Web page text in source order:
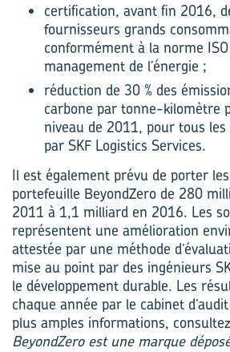
certification, avant fin 2016,
fournisseurs grands
conformément à la norme
management de l’énergie ;
réduction de 30 % des
carbone par tonne-­kilomètre
niveau de 2011, pour tous
par SKF Logistics Services.
Il est également prévu de porter
portefeuille BeyondZero de 280
2011 à 1,1 milliard en 2016. Les
représentent une amélioration
attestée par une méthode
mise au point par des ingénieurs
le développement durable. Les
chaque année par le cabinet
plus amples informations,
BeyondZero est une marque